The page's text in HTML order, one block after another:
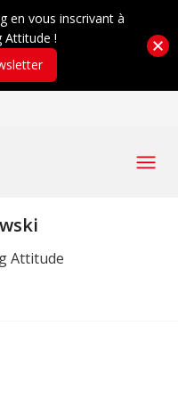
Attitude
en vous inscrivant à
Attitude !